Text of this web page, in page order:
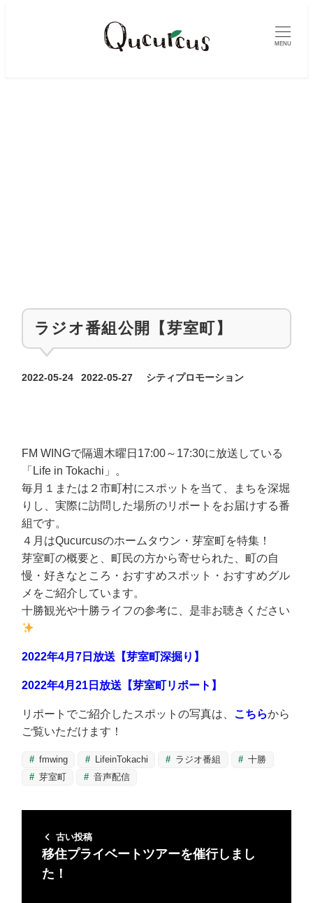
MENU
ラジオ番組公開【芽室町】
投稿日
2022-05-24
更新日
2022-05-27 カテゴリー
シティプロモーション
FM WINGで隔週木曜日17:00～17:30に放送している
「Life in Tokachi」。
毎月１または２市町村にスポットを当て、まちを深堀
りし、実際に訪問した場所のリポートをお届けする番
組です。
４月はQucurcusのホームタウン・芽室町を特集！
芽室町の概要と、町民の方から寄せられた、町の自
慢・好きなところ・おすすめスポット・おすすめグル
メをご紹介しています。
十勝観光や十勝ライフの参考に、是非お聴きください
2022年4月7日放送【芽室町深掘り】
2022年4月21日放送【芽室町リポート】
リポートでご紹介したスポットの写真は、 こちらから
ご覧いただけます！
fmwing LifeinTokachi ラジオ番組
十勝
芽室町
音声配信
古い投稿
移住プライベートツアーを催行しまし
た！